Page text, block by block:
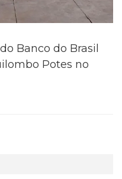
Banco do Brasil
Potes no